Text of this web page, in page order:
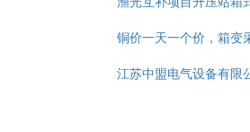
铜价一天一个价，箱变
江苏中盟电气设备有限